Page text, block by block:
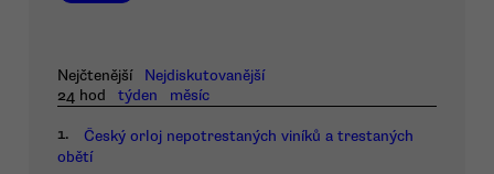
Nejčtenější
Nejdiskutovanější
24 hod
týden měsíc
1.
Český orloj nepotrestaných viníků a trestaných
obětí